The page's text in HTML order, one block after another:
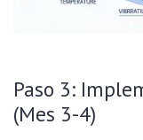
Paso 3:
(Mes 3-4)